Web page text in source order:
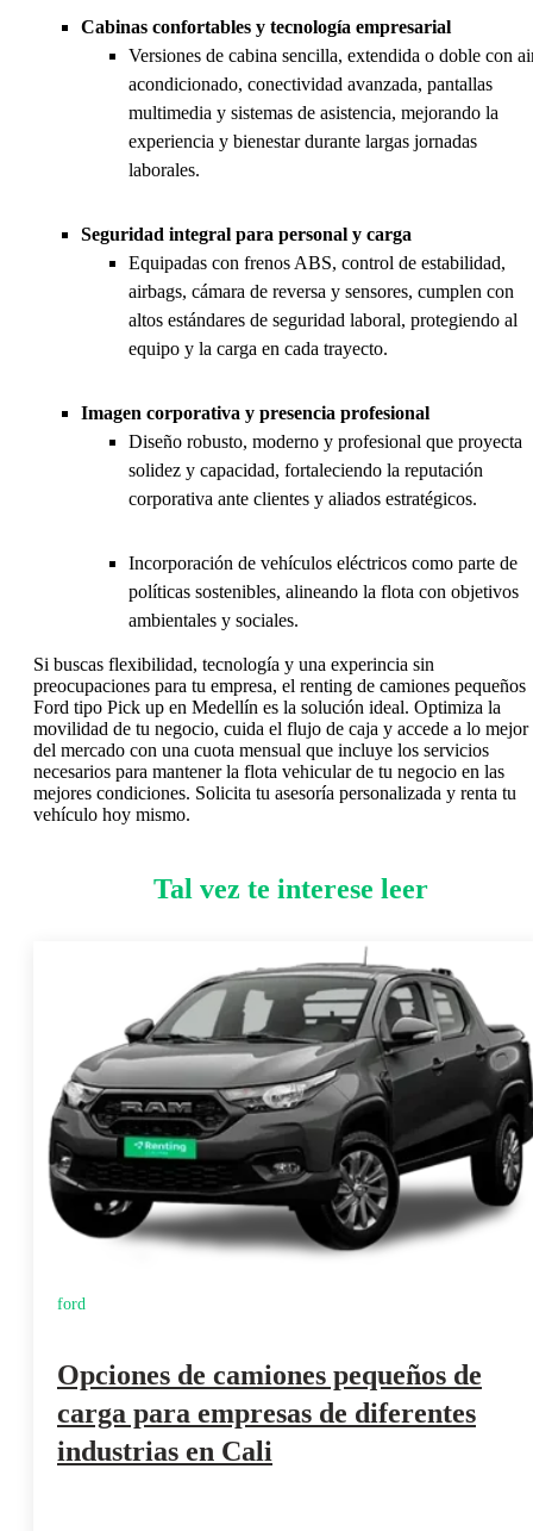
Cabinas confortables y tecnología empresarial
Versiones de cabina sencilla, extendida o doble con
acondicionado, conectividad avanzada, pantallas
multimedia y sistemas de asistencia, mejorando la
experiencia y bienestar durante largas jornadas
laborales.
Seguridad integral para personal y carga
Equipadas con frenos ABS, control de estabilidad,
airbags, cámara de reversa y sensores, cumplen con
altos estándares de seguridad laboral, protegiendo al
equipo y la carga en cada trayecto.
Imagen corporativa y presencia profesional
Diseño robusto, moderno y profesional que proyecta
solidez y capacidad, fortaleciendo la reputación
corporativa ante clientes y aliados estratégicos.
Incorporación de vehículos eléctricos como parte de
políticas sostenibles, alineando la flota con objetivos
ambientales y sociales.
Si buscas flexibilidad, tecnología y una experincia sin
preocupaciones para tu empresa, el renting de camiones pequeños
Ford tipo Pick up en Medellín es la solución ideal. Optimiza la
movilidad de tu negocio, cuida el flujo de caja y accede a lo mejor
del mercado con una cuota mensual que incluye los servicios
necesarios para mantener la flota vehicular de tu negocio en las
mejores condiciones. Solicita tu asesoría personalizada y renta tu
vehículo hoy mismo.
Tal vez te interese leer
ford
Opciones de camiones pequeños de
carga para empresas de diferentes
industrias en Cali